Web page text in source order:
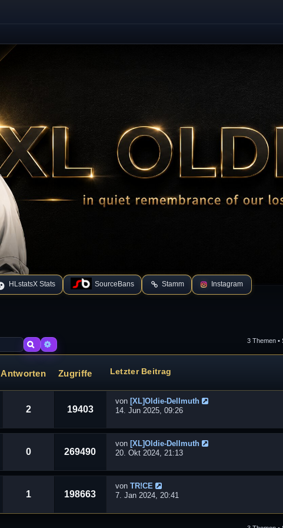
HLstatsX Stats SourceBans Stamm Instagram
SucheErweiterte Suche 3 Themen •
Antworten Zugriffe Letzter Beitrag
2 19403
von [XL]Oldie-Dellmuth
14. Jun 2025, 09:26
0 269490
von [XL]Oldie-Dellmuth
20. Okt 2024, 21:13
1 198663
von TR!CE
7. Jan 2024, 20:41